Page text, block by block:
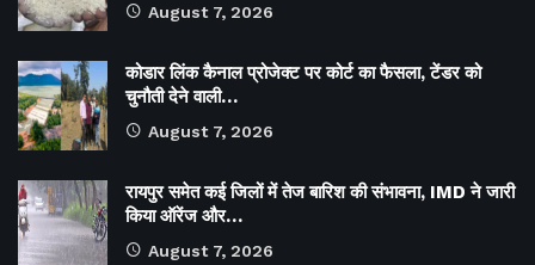
August 7, 2026
कोडार लिंक कैनाल प्रोजेक्ट पर कोर्ट का फैसला, टेंडर को
चुनौती देने वाली…
August 7, 2026
रायपुर समेत कई जिलों में तेज बारिश की संभावना, IMD ने जारी
किया ऑरेंज और…
August 7, 2026